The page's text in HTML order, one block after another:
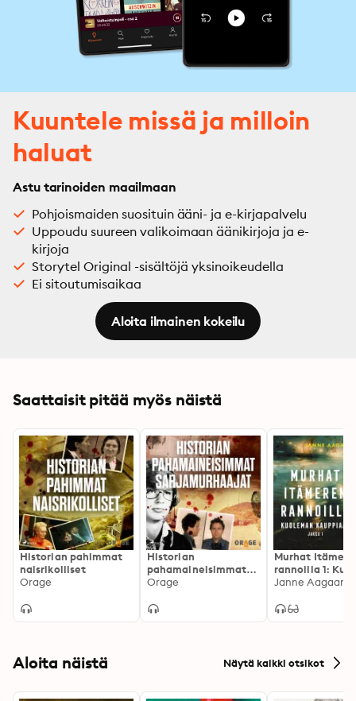
Kuuntele missä ja milloin
haluat
Astu tarinoiden maailmaan
Pohjoismaiden suosituin ääni- ja e-kirjapalvelu
Uppoudu suureen valikoimaan äänikirjoja ja e-
kirjoja
Storytel Original -sisältöjä yksinoikeudella
Ei sitoutumisaikaa
Aloita ilmainen kokeilu
Saattaisit pitää myös näistä
Historian pahimmat
naisrikolliset
Orage
Historian
pahamaineisimmat
sarjamurhaajat
Orage
Murhat
rannoilla 1:
kauppiaat
Janne Aagaard
Aloita näistä Näytä kaikki otsikot